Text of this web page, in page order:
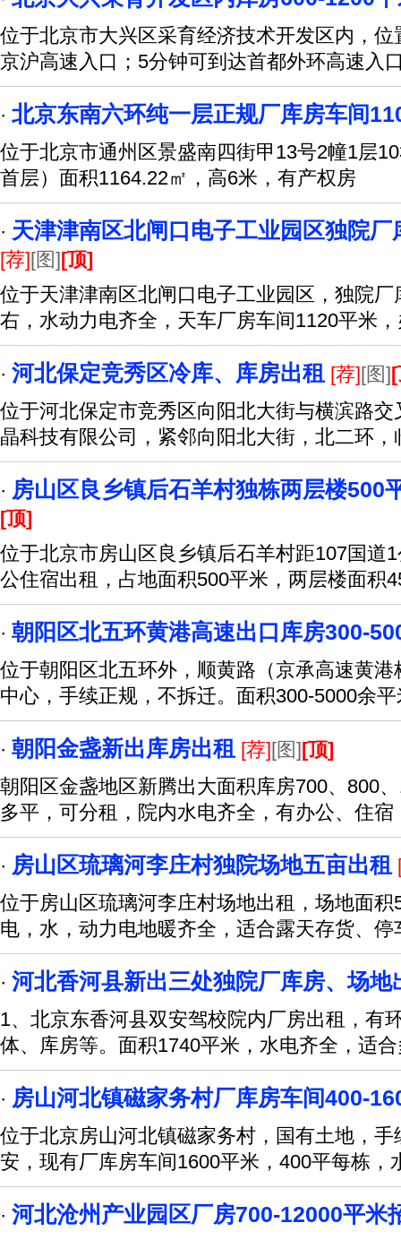
位于北京市大兴区采育经济技术开发区内，
京沪高速入口；5分钟可到达首都外环高速入
· 北京东南六环纯一层正规厂库房车间
位于北京市通州区景盛南四街甲13号2幢1层
首层）面积1164.22㎡，高6米，有产权房
· 天津津南区北闸口电子工业园区独院
[荐][图][顶]
位于天津津南区北闸口电子工业园区，独院
右，水动力电齐全，天车厂房车间1120平米
· 河北保定竞秀区冷库、库房出租 [荐][图]
位于河北保定市竞秀区向阳北大街与横滨路
晶科技有限公司，紧邻向阳北大街，北二环，
· 房山区良乡镇后石羊村独栋两层楼500
[顶]
位于北京市房山区良乡镇后石羊村距107国道
公住宿出租，占地面积500平米，两层楼面积
· 朝阳区北五环黄港高速出口库房300-
位于朝阳区北五环外，顺黄路（京承高速黄
中心，手续正规，不拆迁。面积300-5000余
· 朝阳金盏新出库房出租 [荐][图][顶]
朝阳区金盏地区新腾出大面积库房700、800
多平，可分租，院内水电齐全，有办公、住宿
· 房山区琉璃河李庄村独院场地五亩出租
位于房山区琉璃河李庄村场地出租，场地面
电，水，动力电地暖齐全，适合露天存货、停
· 河北香河县新出三处独院厂库房、场地
1、北京东香河县双安驾校院内厂房出租，有
体、库房等。面积1740平米，水电齐全，适
· 房山河北镇磁家务村厂库房车间400-
位于北京房山河北镇磁家务村，国有土地，
安，现有厂库房车间1600平米，400平每栋，
· 河北沧州产业园区厂房700-12000平米